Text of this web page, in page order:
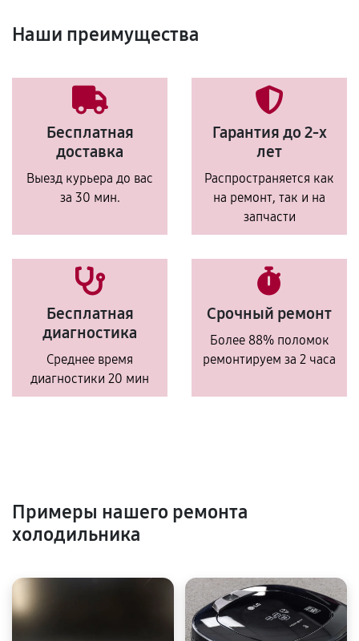
Наши преимущества
Бесплатная
доставка
Выезд курьера до вас
за 30 мин.
Гарантия до 2-х
лет
Распространяется как
на ремонт, так и на
запчасти
Бесплатная
диагностика
Среднее время
диагностики 20 мин
Срочный ремонт
Более 88% поломок
ремонтируем за 2 часа
Примеры нашего ремонта
холодильника